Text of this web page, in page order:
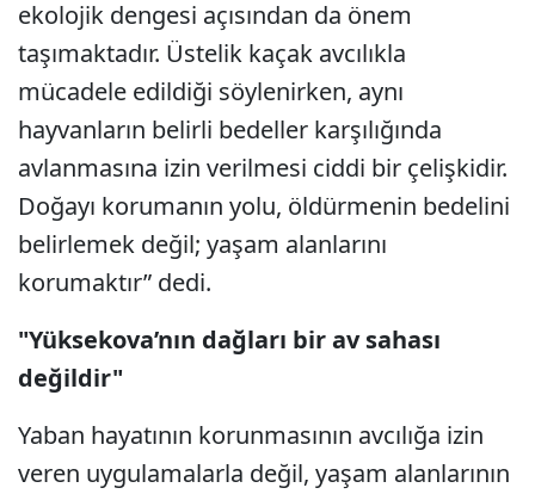
ekolojik dengesi açısından da önem
taşımaktadır. Üstelik kaçak avcılıkla
mücadele edildiği söylenirken, aynı
hayvanların belirli bedeller karşılığında
avlanmasına izin verilmesi ciddi bir çelişkidir.
Doğayı korumanın yolu, öldürmenin bedelini
belirlemek değil; yaşam alanlarını
korumaktır” dedi.
"Yüksekova’nın dağları bir av sahası
değildir"
Yaban hayatının korunmasının avcılığa izin
veren uygulamalarla değil, yaşam alanlarının